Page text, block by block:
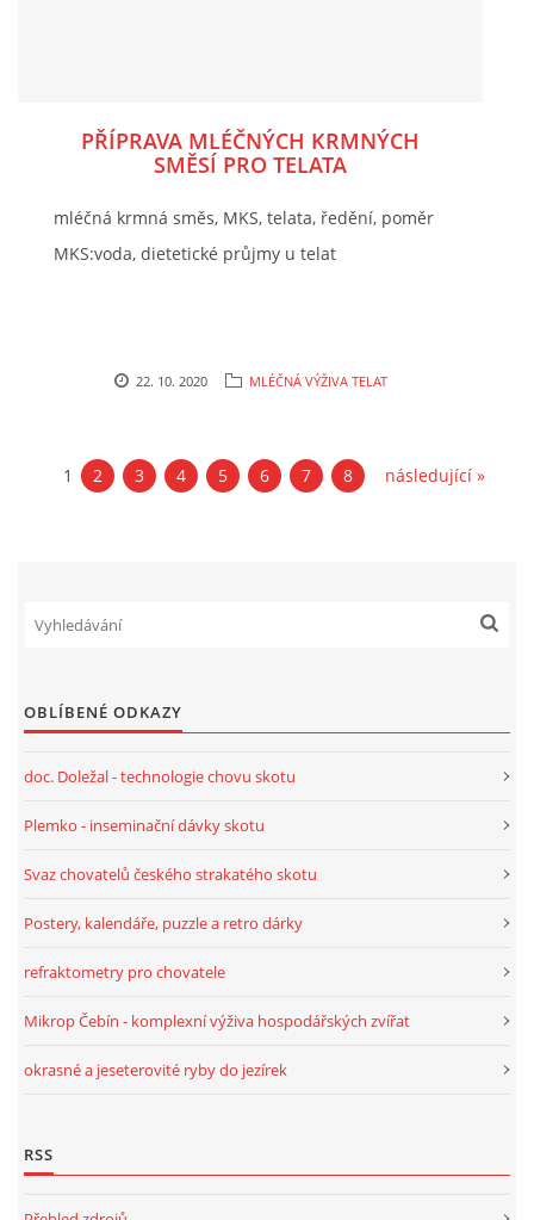
PŘÍPRAVA MLÉČNÝCH KRMNÝCH
SMĚSÍ PRO TELATA
mléčná krmná směs, MKS, telata, ředění, poměr
MKS:voda, dietetické průjmy u telat
22. 10. 2020 MLÉČNÁ VÝŽIVA TELAT
1 2 3 4 5 6 7 8 následující »
OBLÍBENÉ ODKAZY
doc. Doležal - technologie chovu skotu
Plemko - inseminační dávky skotu
Svaz chovatelů českého strakatého skotu
Postery, kalendáře, puzzle a retro dárky
refraktometry pro chovatele
Mikrop Čebín - komplexní výživa hospodářských zvířat
okrasné a jeseterovité ryby do jezírek
RSS